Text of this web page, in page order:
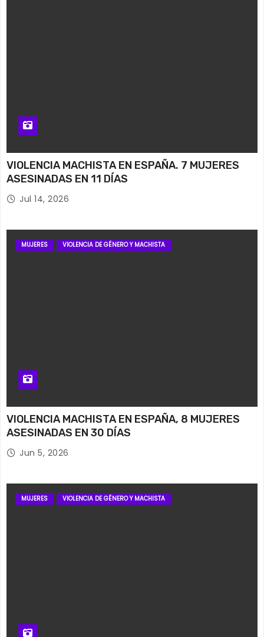
VIOLENCIA MACHISTA EN ESPAÑA. 7 MUJERES
ASESINADAS EN 11 DÍAS
Jul 14, 2026
MUJERES VIOLENCIA DE GÉNERO Y MACHISTA
VIOLENCIA MACHISTA EN ESPAÑA, 8 MUJERES
ASESINADAS EN 30 DÍAS
Jun 5, 2026
MUJERES VIOLENCIA DE GÉNERO Y MACHISTA